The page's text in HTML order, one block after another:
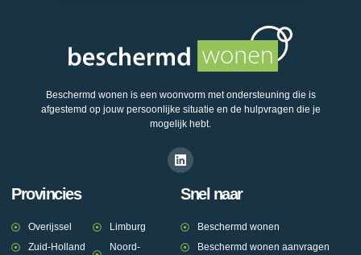
Beschermd wonen is een woonvorm met ondersteuning die is
afgestemd op jouw persoonlijke situatie en de hulpvragen die je
mogelijk hebt.
Provincies
Overijssel
Zuid-Holland
Limburg
Noord-
Snel naar
Beschermd wonen
Beschermd wonen aanvragen